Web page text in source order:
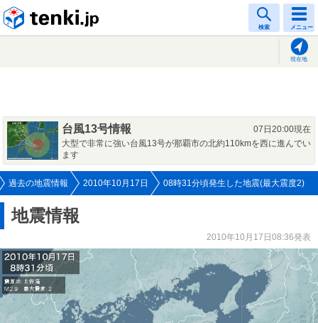
検索 メニュー
現在地
台風13号情報
07日20:00現在
大型で非常に強い台風13号が那覇市の北約110kmを西に進んでい
ます
過去の地震情報 2010年10月17日 08時31分頃発生した地震(最大震度2)
地震情報
2010年10月17日08:36発表